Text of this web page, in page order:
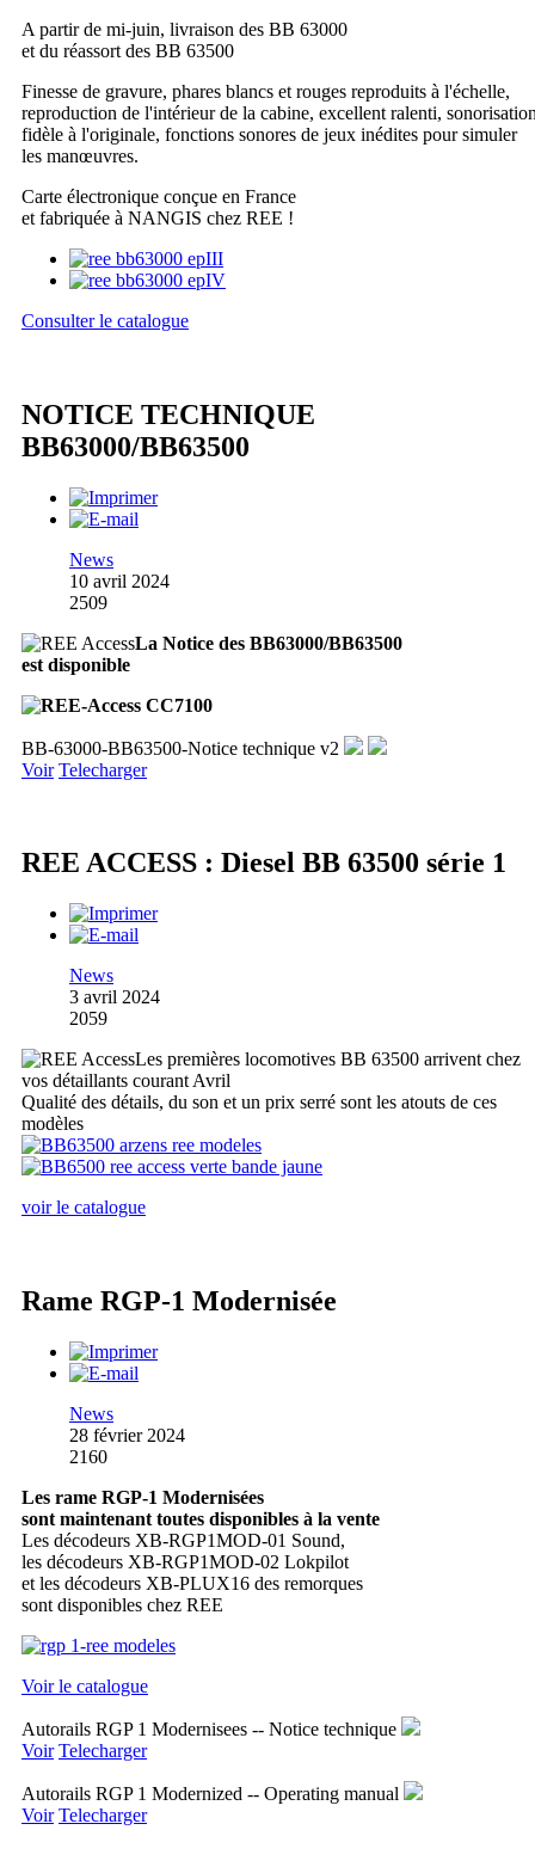
A partir de mi-juin, livraison des BB 63000
et du réassort des BB 63500
Finesse de gravure, phares blancs et rouges reproduits à l'échelle,
reproduction de l'intérieur de la cabine, excellent ralenti,
fidèle à l'originale, fonctions sonores de jeux inédites pour simuler
les manœuvres.
Carte électronique conçue en France
et fabriquée à NANGIS chez REE !
Consulter le catalogue
NOTICE TECHNIQUE
BB63000/BB63500
News
10 avril 2024
2509
La Notice des BB63000/BB63500
est disponible
BB-63000-BB63500-Notice technique v2
Voir Telecharger
REE ACCESS : Diesel BB 63500 série 1
News
3 avril 2024
2059
Les premières locomotives BB 63500 arrivent chez
vos détaillants courant Avril
Qualité des détails, du son et un prix serré sont les atouts de ces
modèles
voir le catalogue
Rame RGP-1 Modernisée
News
28 février 2024
2160
Les rame RGP-1 Modernisées
sont maintenant toutes disponibles à la vente
Les décodeurs XB-RGP1MOD-01 Sound,
les décodeurs XB-RGP1MOD-02 Lokpilot
et les décodeurs XB-PLUX16 des remorques
sont disponibles chez REE
Voir le catalogue
Autorails RGP 1 Modernisees -- Notice technique
Voir Telecharger
Autorails RGP 1 Modernized -- Operating manual
Voir Telecharger